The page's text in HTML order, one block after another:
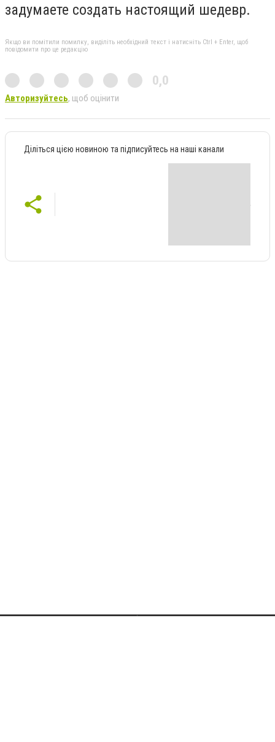
задумаете создать настоящий шедевр.
Якщо ви помітили помилку, виділіть необхідний текст і натисніть Ctrl + Enter, щоб
повідомити про це редакцію
0,0
Авторизуйтесь, щоб оцінити
Діліться цією новиною та підписуйтесь на наші канали